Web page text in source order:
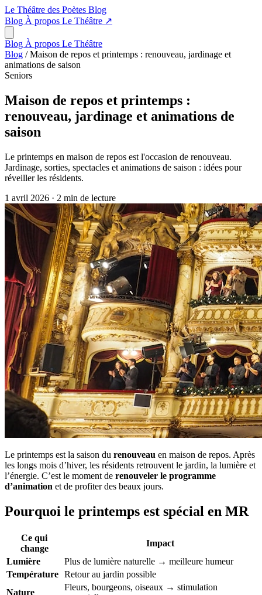
Le Théâtre des Poètes Blog
Blog À propos Le Théâtre ↗
Blog À propos Le Théâtre
Blog / Maison de repos et printemps : renouveau, jardinage et
animations de saison
Seniors
Maison de repos et printemps :
renouveau, jardinage et animations de
saison
Le printemps en maison de repos est l'occasion de renouveau.
Jardinage, sorties, spectacles et animations de saison : idées pour
réveiller les résidents.
1 avril 2026 · 2 min de lecture
Le printemps est la saison du renouveau en maison de repos. Après
les longs mois d’hiver, les résidents retrouvent le jardin, la lumière et
l’énergie. C’est le moment de renouveler le programme
d’animation et de profiter des beaux jours.
Pourquoi le printemps est spécial en MR
Ce qui
change
Impact
Lumière
Plus de lumière naturelle → meilleure humeur
Température Retour au jardin possible
Nature
Fleurs, bourgeons, oiseaux → stimulation